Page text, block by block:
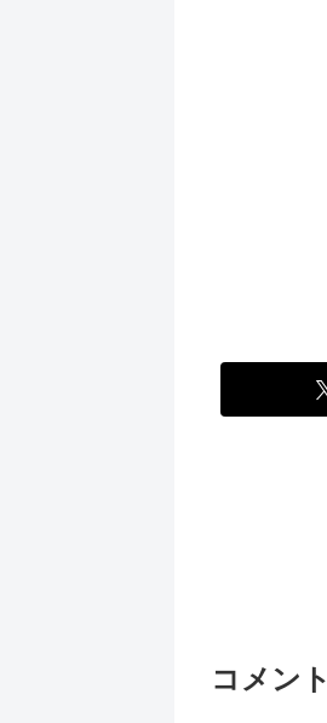
コメント